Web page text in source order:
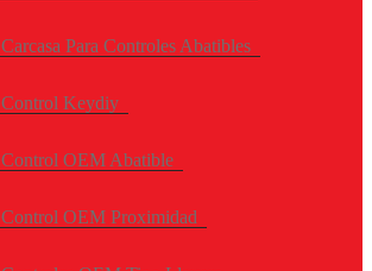
Carcasa Para Controles Abatibles
Control Keydiy
Control OEM Abatible
Control OEM Proximidad